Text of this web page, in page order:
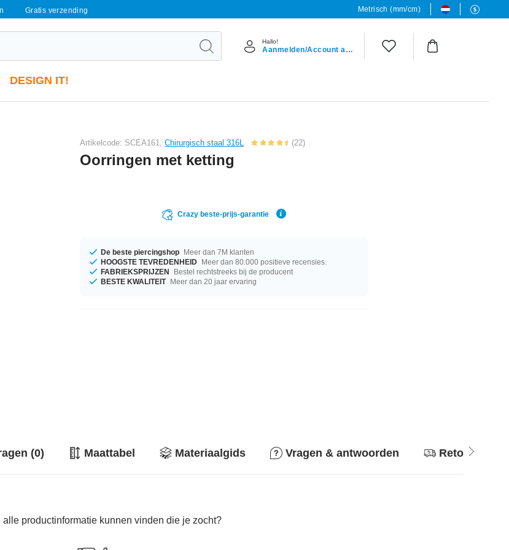
Gratis verzending Metrisch (mm/cm)
Hallo!
Aanmelden/Account aanmaken
DESIGN IT!
Artikelcode: SCEA161,Chirurgisch staal 316L (22)
Oorringen met ketting
Crazy beste-prijs-garantie
De beste piercingshop Meer dan 7M klanten
HOOGSTE TEVREDENHEID Meer dan 80.000 positieve recensies.
FABRIEKSPRIJZEN
Bestel rechtstreeks bij de producent
BESTE KWALITEIT Meer dan 20 jaar ervaring
(0) Maattabel Materiaalgids Vragen & antwoorden Retourbeleid
alle productinformatie kunnen vinden die je zocht?